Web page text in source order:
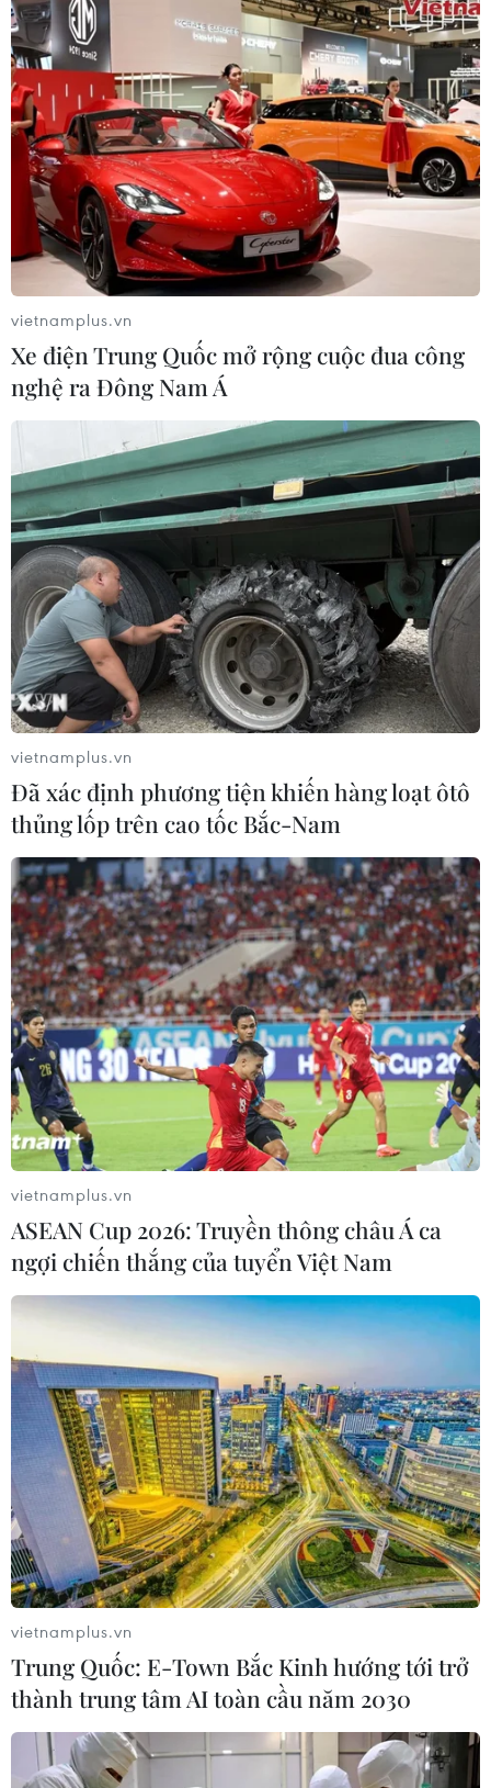
TIN CÙNG CHUYÊN MỤC
Dắt chó đi dạo không đúng quy
định, bị phạt đến 2 triệu đồng?
08/08/2026 04:16
Thổ Nhĩ Kỳ tăng cường truy quét IS,
bắt giữ hơn 100 nghi phạm
07/08/2026 14:55
Tây Ban Nha triệt phá đường dây
buôn người xuyên Địa Trung Hải
07/08/2026 12:13
vietnamplus.vn
Xe điện Trung Quốc mở rộng cuộc đua công
nghệ ra Đông Nam Á
vietnamplus.vn
Đã xác định phương tiện khiến hàng loạt ôtô
thủng lốp trên cao tốc Bắc-Nam
vietnamplus.vn
ASEAN Cup 2026: Truyền thông châu Á ca
ngợi chiến thắng của tuyển Việt Nam
vietnamplus.vn
Trung Quốc: E-Town Bắc Kinh hướng tới trở
thành trung tâm AI toàn cầu năm 2030